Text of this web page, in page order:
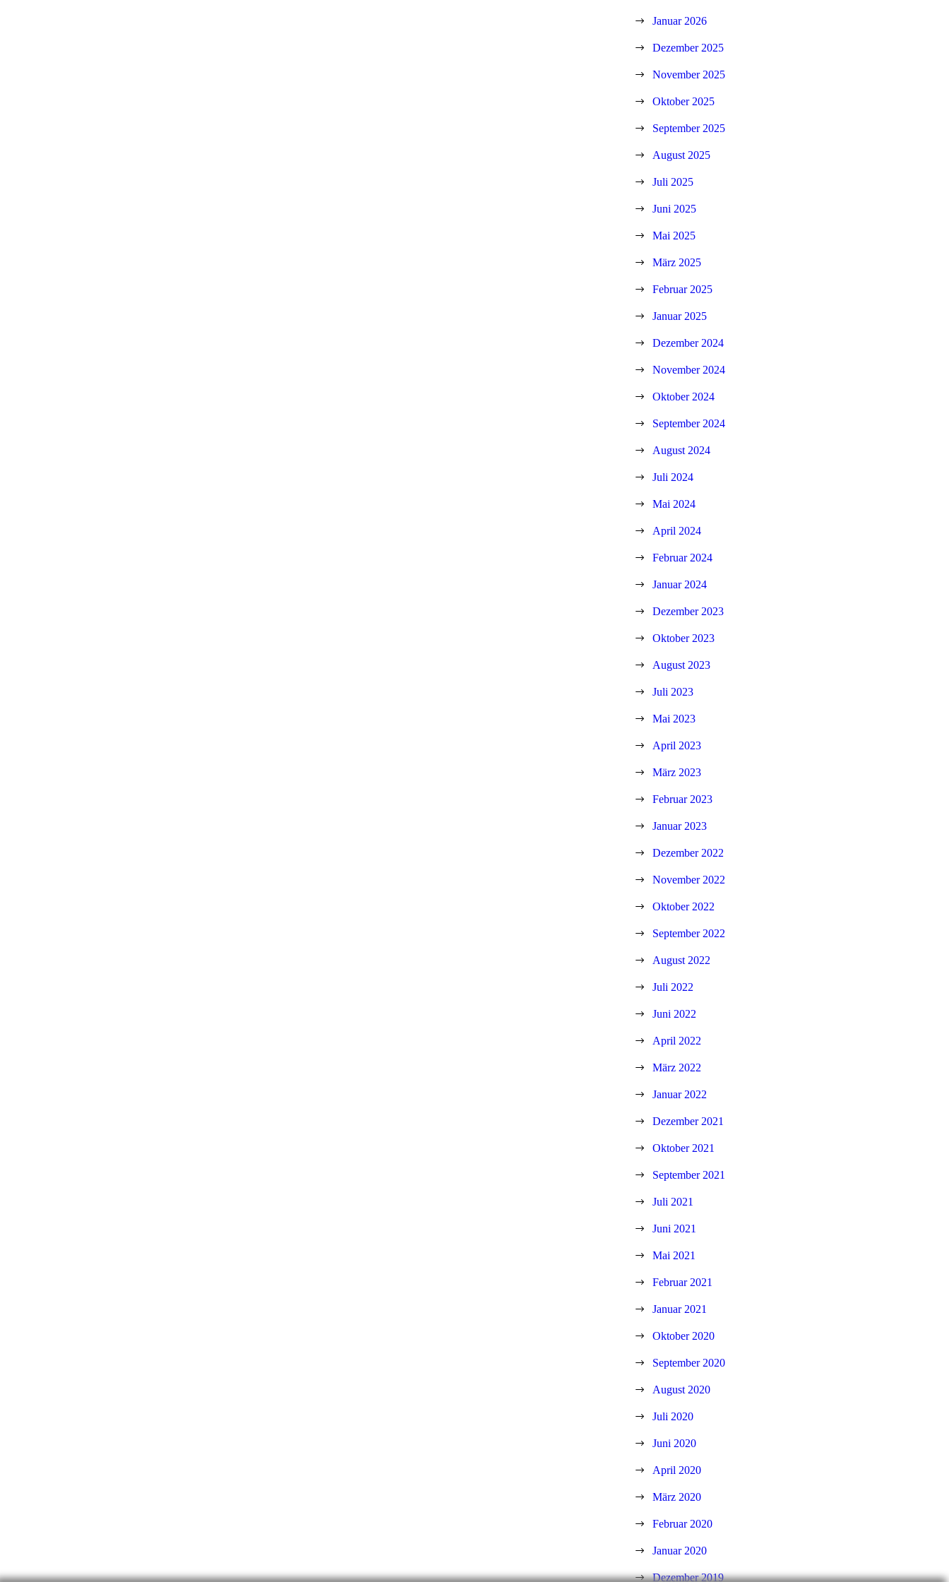
Januar 2026
Dezember 2025
November 2025
Oktober 2025
September 2025
August 2025
Juli 2025
Juni 2025
Mai 2025
März 2025
Februar 2025
Januar 2025
Dezember 2024
November 2024
Oktober 2024
September 2024
August 2024
Juli 2024
Mai 2024
April 2024
Februar 2024
Januar 2024
Dezember 2023
Oktober 2023
August 2023
Juli 2023
Mai 2023
April 2023
März 2023
Februar 2023
Januar 2023
Dezember 2022
November 2022
Oktober 2022
September 2022
August 2022
Juli 2022
Juni 2022
April 2022
März 2022
Januar 2022
Dezember 2021
Oktober 2021
September 2021
Juli 2021
Juni 2021
Mai 2021
Februar 2021
Januar 2021
Oktober 2020
September 2020
August 2020
Juli 2020
Juni 2020
April 2020
März 2020
Februar 2020
Januar 2020
Dezember 2019